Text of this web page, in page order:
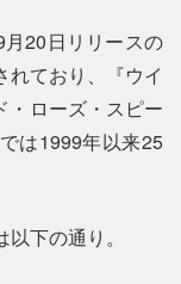
20日リリースの
れており、『ウイ
・ローズ・スピー
は1999年以来25
下の通り。